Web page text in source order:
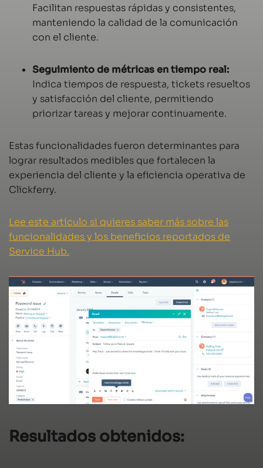
Facilitan respuestas rápidas y consistentes,
manteniendo la calidad de la comunicación
con el cliente.
Seguimiento de métricas en tiempo real:
Indica tiempos de respuesta, tickets resueltos
y satisfacción del cliente, permitiendo
priorizar tareas y mejorar continuamente.
Estas funcionalidades fueron determinantes para
lograr resultados medibles que fortalecen la
experiencia del cliente y la eficiencia operativa de
Clickferry.
Lee este artículo si quieres saber más sobre las
funcionalidades y los beneficios reportados de
Service Hub.
Resultados obtenidos: